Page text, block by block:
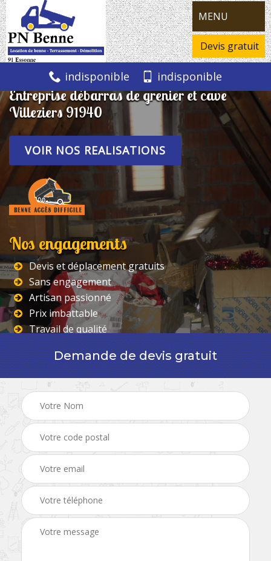
MENU
Devis gratuit
indisponible indisponible
Entreprise débarras de grenier et cave
Villeziers 91940
VOIR NOS REALISATIONS
Nos engagements
Devis et déplacement gratuits
Sans engagement
Artisan passionné
Prix imbattable
Travail de qualité
Demande de devis gratuit